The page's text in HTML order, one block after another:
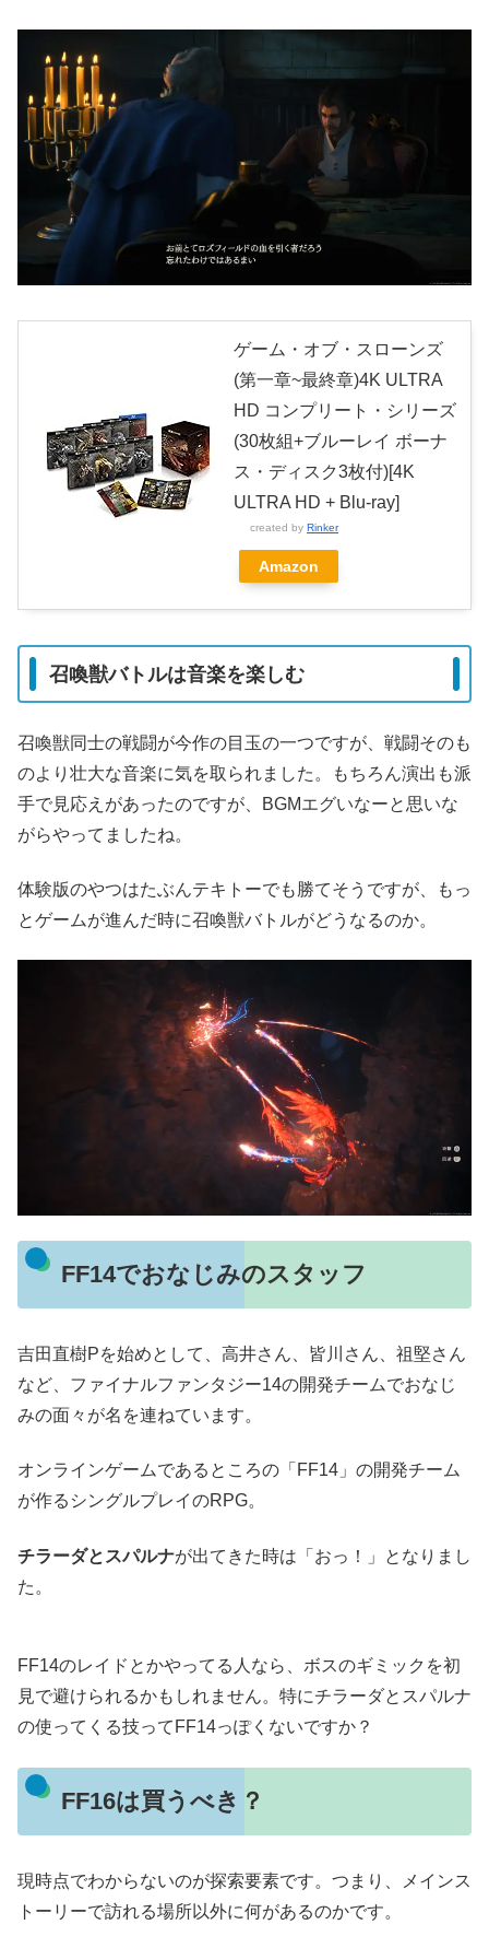
ゲーム・オブ・スローンズ
(第一章~最終章)4K ULTRA
HD コンプリート・シリーズ
(30枚組+ブルーレイ ボーナ
ス・ディスク3枚付)[4K
ULTRA HD + Blu-ray]
created by Rinker
Amazon
召喚獣バトルは音楽を楽しむ
召喚獣同士の戦闘が今作の目玉の一つですが、戦闘そのも
のより壮大な音楽に気を取られました。もちろん演出も派
手で見応えがあったのですが、BGMエグいなーと思いな
がらやってましたね。
体験版のやつはたぶんテキトーでも勝てそうですが、もっ
とゲームが進んだ時に召喚獣バトルがどうなるのか。
FF14でおなじみのスタッフ
吉田直樹Pを始めとして、高井さん、皆川さん、祖堅さん
など、ファイナルファンタジー14の開発チームでおなじ
みの面々が名を連ねています。
オンラインゲームであるところの「FF14」の開発チーム
が作るシングルプレイのRPG。
チラーダとスパルナが出てきた時は「おっ！」となりまし
た。
FF14のレイドとかやってる人なら、ボスのギミックを初
見で避けられるかもしれません。特にチラーダとスパルナ
の使ってくる技ってFF14っぽくないですか？
FF16は買うべき？
現時点でわからないのが探索要素です。つまり、メインス
トーリーで訪れる場所以外に何があるのかです。